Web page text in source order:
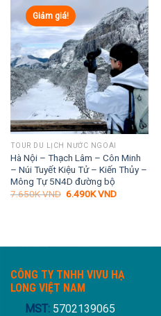
Giảm giá!
TOUR DU LỊCH NƯỚC NGOÀI
Hà Nội – Thạch Lâm – Côn Minh
– Núi Tuyết Kiệu Tử – Kiến Thủy –
Mông Tự 5N4D đường bộ
7.650KVND Giá
6.490KVNDGiá
CÔNG TY TNHH VIVU HẠ
LONG VIỆT NAM
MST: 5702139065